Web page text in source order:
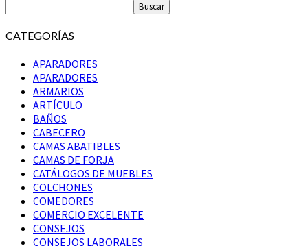
Buscar
CATEGORÍAS
APARADORES
APARADORES
ARMARIOS
ARTÍCULO
BAÑOS
CABECERO
CAMAS ABATIBLES
CAMAS DE FORJA
CATÁLOGOS DE MUEBLES
COLCHONES
COMEDORES
COMERCIO EXCELENTE
CONSEJOS
CONSEJOS LABORALES